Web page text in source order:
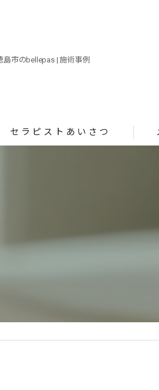
島市のbellepas | 施術事例
セラピストあいさつ